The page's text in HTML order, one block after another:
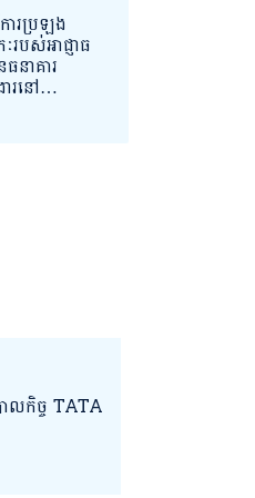
រប្រឡង
របស់អាជ្ញាធ
នាគារ
រនៅ
(ន.ប.ធ.)
លកិច្ច TATA